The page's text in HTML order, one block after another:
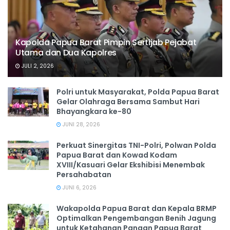
Kapolda Papua Barat Pimpin Sertijab Pejabat
Utama dan Dua Kapolres
JULI 2, 2026
Polri untuk Masyarakat, Polda Papua Barat
Gelar Olahraga Bersama Sambut Hari
Bhayangkara ke-80
JUNI 28, 2026
‎Perkuat Sinergitas TNI-Polri, Polwan Polda
Papua Barat dan Kowad Kodam
XVIII/Kasuari Gelar Ekshibisi Menembak
Persahabatan
JUNI 6, 2026
Wakapolda Papua Barat dan Kepala BRMP
Optimalkan Pengembangan Benih Jagung